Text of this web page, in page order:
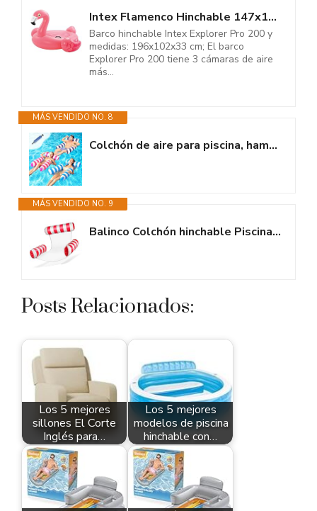
Intex Flamenco Hinchable 147x140x94 cm
Barco hinchable Intex Explorer Pro 200 y
medidas: 196x102x33 cm; El barco
Explorer Pro 200 tiene 3 cámaras de aire
más...
MÁS VENDIDO NO. 8
Colchón de aire para piscina, hamaca de agua para adultos, colchón de...
MÁS VENDIDO NO. 9
Balinco Colchón hinchable Piscina, Sillón hinchable, Silla de agua con...
Posts Relacionados:
Los 5 mejores
sillones El Corte
Inglés para…
Los 5 mejores
modelos de piscina
hinchable con…